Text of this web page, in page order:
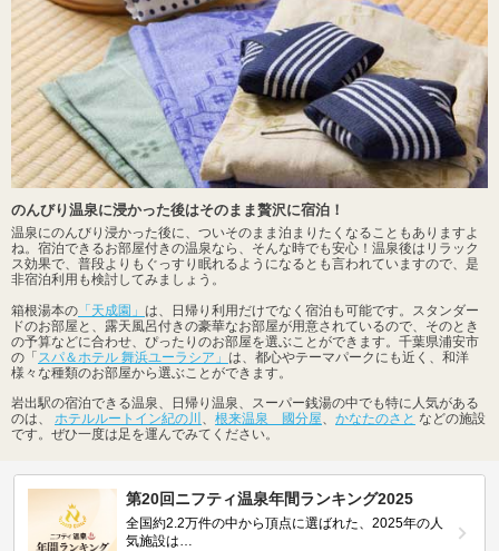
のんびり温泉に浸かった後はそのまま贅沢に宿泊！
温泉にのんびり浸かった後に、ついそのまま泊まりたくなることもありますよ
ね。宿泊できるお部屋付きの温泉なら、そんな時でも安心！温泉後はリラック
ス効果で、普段よりもぐっすり眠れるようになるとも言われていますので、是
非宿泊利用も検討してみましょう。
箱根湯本の 「天成園」 は、日帰り利用だけでなく宿泊も可能です。スタンダー
ドのお部屋と、露天風呂付きの豪華なお部屋が用意されているので、そのとき
の予算などに合わせ、ぴったりのお部屋を選ぶことができます。千葉県浦安市
の「スパ＆ホテル 舞浜ユーラシア」 は、都心やテーマパークにも近く、和洋
様々な種類のお部屋から選ぶことができます。
岩出駅の宿泊できる温泉、日帰り温泉、スーパー銭湯の中でも特に人気がある
のは、 ホテルルートイン紀の川 、 根来温泉 國分屋、 かなたのさと などの施設
です。ぜひ一度は足を運んでみてください。
第20回ニフティ温泉年間ランキング2025
全国約2.2万件の中から頂点に選ばれた、2025年の人
気施設は…